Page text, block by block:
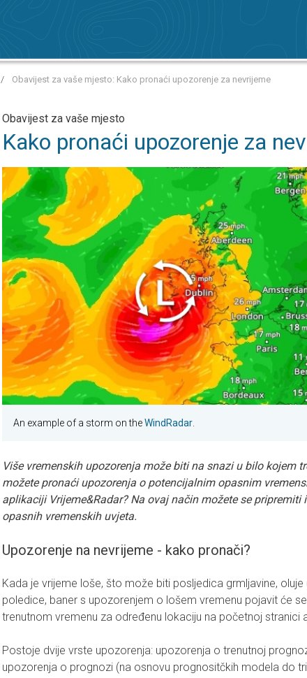
/ Obavijest za vaše mjesto: Kako pronaći upozorenje za nevrijeme
Obavijest za vaše mjesto
Kako pronaći upozorenje za
An example of a storm on theWindRadar.
Više vremenskih upozorenja može biti na snazi ​​u bilo kojem
možete pronaći upozorenja o potencijalnim opasnim
aplikaciji Vrijeme&Radar? Na ovaj način možete se pripremiti
opasnih vremenskih uvjeta.
Upozorenje na nevrijeme - kako pronači?
Kada je vrijeme loše, što može biti posljedica grmljavine, oluje
poledice, baner s upozorenjem o lošem vremenu pojavit će
trenutnom vremenu za određenu lokaciju na početnoj stranici
Postoje dvije vrste upozorenja: upozorenja o trenutnoj
upozorenja o prognozi (na osnovu prognositčkih modela do